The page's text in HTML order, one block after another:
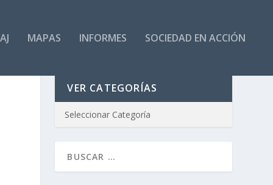
MAPAS INFORMES SOCIEDAD EN ACCIÓN
VER CATEGORÍAS